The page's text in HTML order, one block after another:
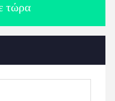
τώρα